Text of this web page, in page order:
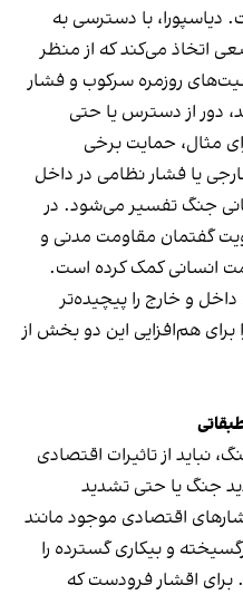
دیاسپورا، با دسترسی به
اتخاذ می‌کند که از منظر
روزمره سرکوب و فشار
دور از دسترس یا حتی
مثال، حمایت برخی
یا فشار نظامی در داخل
جنگ تفسیر می‌شود. در
گفتمان مقاومت مدنی و
انسانی کمک کرده است.
داخل و خارج را پیچیده‌تر
برای هم‌افزایی این دو بخش از
نباید از تاثیرات اقتصادی
جنگ یا حتی تشدید
اقتصادی موجود مانند
و بیکاری گسترده را
اقشار فرودست که